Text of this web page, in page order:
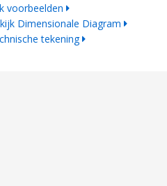
voorbeelden
Dimensionale Diagram
tekening